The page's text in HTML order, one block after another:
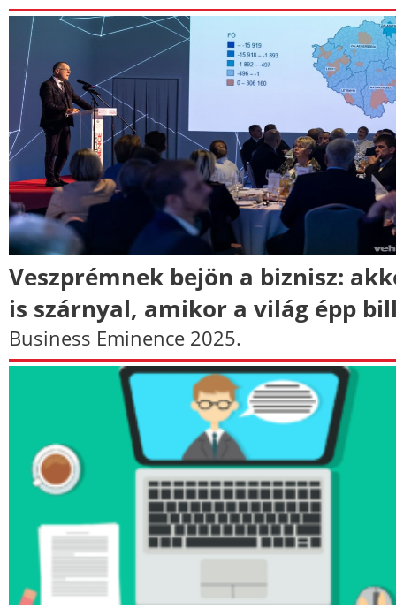
Veszprémnek bejön a biznisz:
is szárnyal, amikor a világ épp
Business Eminence 2025.